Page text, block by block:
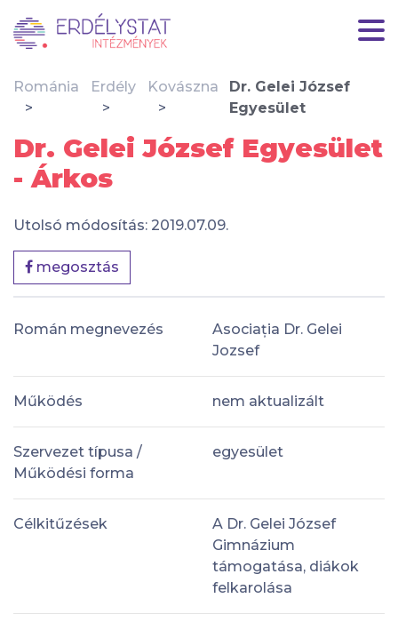
Románia Erdély Kovászna
Dr. Gelei József
Egyesület
Dr. Gelei József Egyesület
- Árkos
Utolsó módosítás: 2019.07.09.
megosztás
Román megnevezés
Asociația Dr. Gelei
Jozsef
Működés nem aktualizált
Szervezet típusa /
Működési forma
egyesület
Célkitűzések
A Dr. Gelei József
Gimnázium
támogatása, diákok
felkarolása